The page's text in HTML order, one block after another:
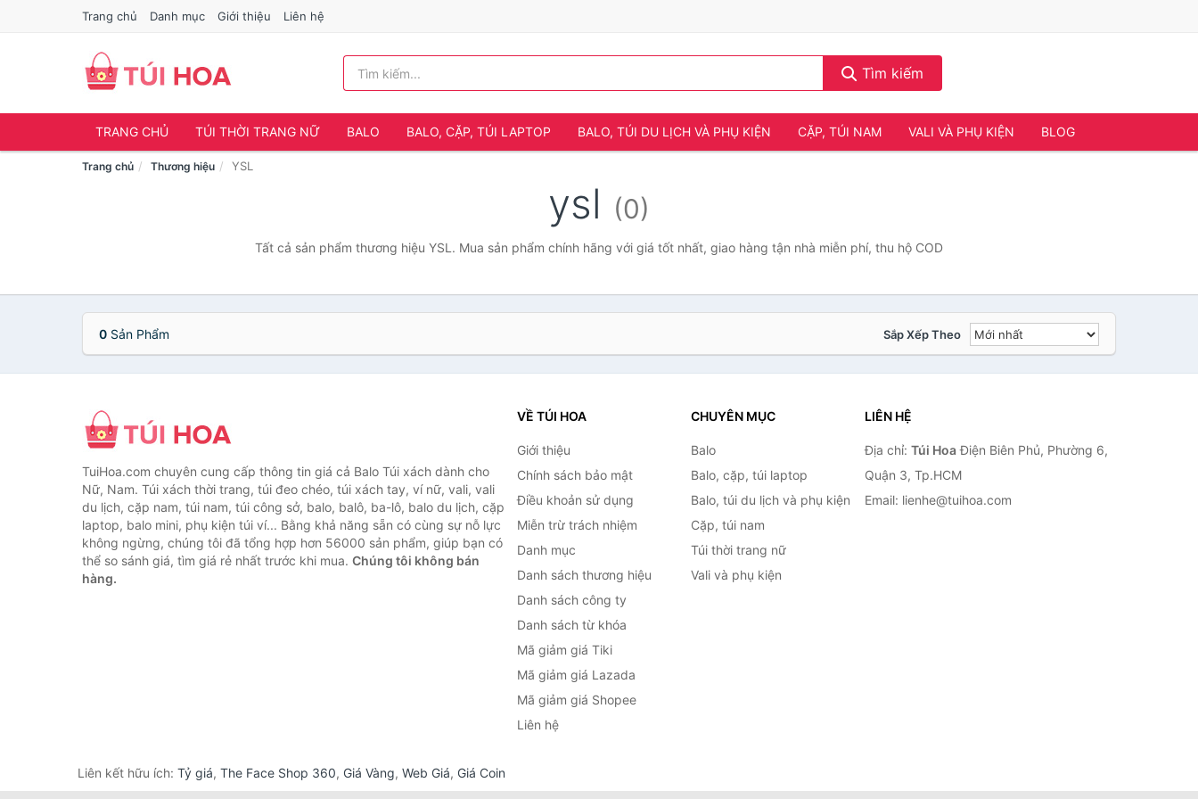
Trang chủ Danh mục Giới thiệu Liên hệ
Tìm kiếm
TRANG CHỦ TÚI THỜI TRANG NỮ BALO BALO, CẶP, TÚI LAPTOP BALO, TÚI DU LỊCH VÀ PHỤ KIỆN CẶP, TÚI NAM VALI VÀ PHỤ KIỆN BLOG
Trang chủ Thương hiệu YSL
ysl (0)
Tất cả sản phẩm thương hiệu YSL. Mua sản phẩm chính hãng với giá tốt nhất, giao hàng tận nhà miễn phí, thu hộ COD
0 Sản Phẩm Sắp Xếp Theo
TuiHoa.com chuyên cung cấp thông tin giá cả Balo Túi xách dành cho
Nữ, Nam. Túi xách thời trang, túi đeo chéo, túi xách tay, ví nữ, vali, vali
du lịch, cặp nam, túi nam, túi công sở, balo, balô, ba-lô, balo du lịch, cặp
laptop, balo mini, phụ kiện túi ví... Bằng khả năng sẵn có cùng sự nỗ lực
không ngừng, chúng tôi đã tổng hợp hơn 56000 sản phẩm, giúp bạn có
thể so sánh giá, tìm giá rẻ nhất trước khi mua. Chúng tôi không bán
hàng.
VỀ TÚI HOA
Giới thiệu
Chính sách bảo mật
Điều khoản sử dụng
Miễn trừ trách nhiệm
Danh mục
Danh sách thương hiệu
Danh sách công ty
Danh sách từ khóa
Mã giảm giá Tiki
Mã giảm giá Lazada
Mã giảm giá Shopee
Liên hệ
CHUYÊN MỤC
Balo
Balo, cặp, túi laptop
Balo, túi du lịch và phụ kiện
Cặp, túi nam
Túi thời trang nữ
Vali và phụ kiện
LIÊN HỆ
Địa chỉ: Túi HoaĐiện Biên Phủ, Phường 6,
Quận 3, Tp.HCM
Email: lienhe@tuihoa.com
Liên kết hữu ích: Tỷ giá, The Face Shop 360, Giá Vàng, Web Giá, Giá Coin